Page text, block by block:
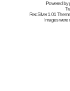
Powered by
RedSilver 1.01
Images were